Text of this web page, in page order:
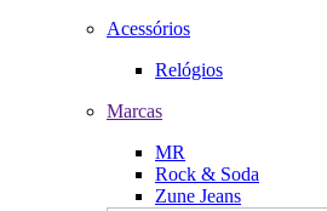
Acessórios
Relógios
Marcas
MR
Rock & Soda
Zune Jeans